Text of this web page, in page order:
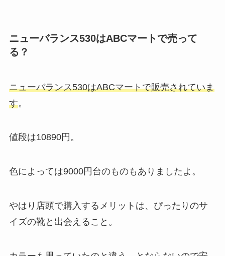
ニューバランス530はABCマートで売って
る？
ニューバランス530はABCマートで販売されていま
す。
値段は10890円。
色によっては9000円台のものもありましたよ。
やはり店頭で購入するメリットは、ぴったりのサ
イズの靴と出会えること。